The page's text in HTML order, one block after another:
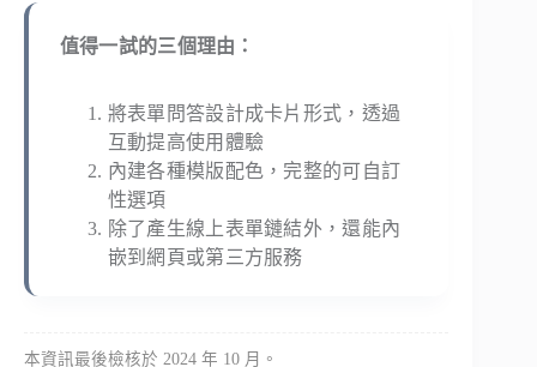
值得一試的三個理由：
將表單問答設計成卡片形式，透過
互動提高使用體驗
內建各種模版配色，完整的可自訂
性選項
除了產生線上表單鏈結外，還能內
嵌到網頁或第三方服務
本資訊最後檢核於 2024 年 10 月。